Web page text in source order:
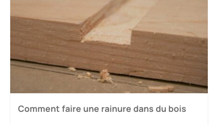
Comment faire une rainure dans du bois